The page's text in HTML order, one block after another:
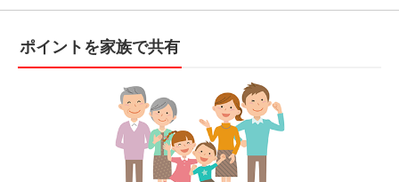
ポイントを家族で共有